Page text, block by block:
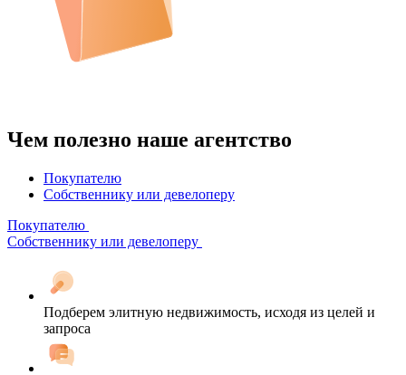
Чем полезно наше агентство
Покупателю
Собственнику или девелоперу
Покупателю
Собственнику или девелоперу
Подберем элитную недвижимость, исходя из целей и
запроса